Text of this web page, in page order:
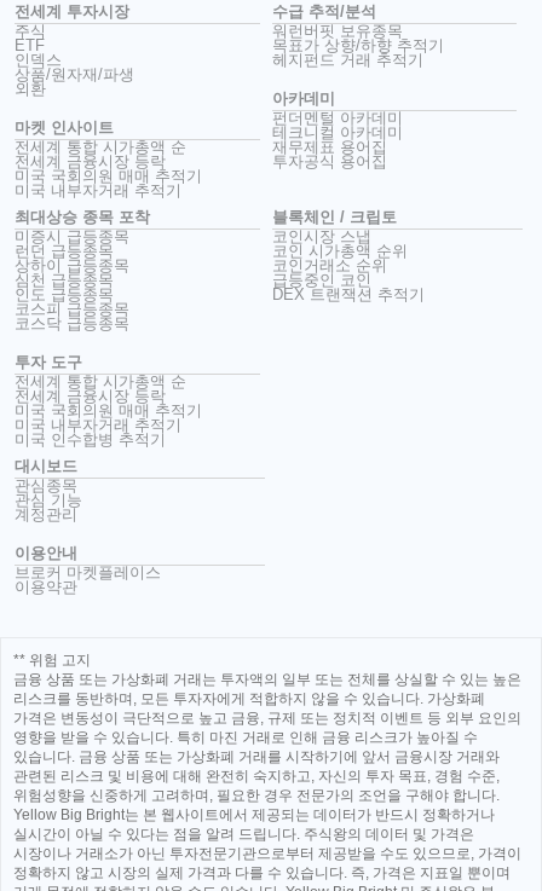
전세계 투자시장
주식
ETF
인덱스
상품/원자재/파생
외환
마켓 인사이트
전세계 통합 시가총액 순
전세계 금융시장 등락
미국 국회의원 매매 추적기
미국 내부자거래 추적기
수급 추적/분석
워런버핏 보유종목
목표가 상향/하향 추적기
헤지펀드 거래 추적기
아카데미
펀더멘털 아카데미
테크니컬 아카데미
재무제표 용어집
투자공식 용어집
최대상승 종목 포착
미증시 급등종목
런던 급등종목
상하이 급등종목
심천 급등종목
인도 급등종목
코스피 급등종목
코스닥 급등종목
투자 도구
전세계 통합 시가총액 순
전세계 금융시장 등락
미국 국회의원 매매 추적기
미국 내부자거래 추적기
미국 인수합병 추적기
블록체인 / 크립토
코인시장 스냅
코인 시가총액 순위
코인거래소 순위
급등중인 코인
DEX 트랜잭션 추적기
대시보드
관심종목
관심 기능
계정관리
이용안내
브로커 마켓플레이스
이용약관
** 위험 고지
금융 상품 또는 가상화폐 거래는 투자액의 일부 또는 전체를 상실할 수 있는 높은
리스크를 동반하며, 모든 투자자에게 적합하지 않을 수 있습니다. 가상화폐
가격은 변동성이 극단적으로 높고 금융, 규제 또는 정치적 이벤트 등 외부 요인의
영향을 받을 수 있습니다. 특히 마진 거래로 인해 금융 리스크가 높아질 수
있습니다. 금융 상품 또는 가상화폐 거래를 시작하기에 앞서 금융시장 거래와
관련된 리스크 및 비용에 대해 완전히 숙지하고, 자신의 투자 목표, 경험 수준,
위험성향을 신중하게 고려하며, 필요한 경우 전문가의 조언을 구해야 합니다.
Yellow Big Bright는 본 웹사이트에서 제공되는 데이터가 반드시 정확하거나
실시간이 아닐 수 있다는 점을 알려 드립니다. 주식왕의 데이터 및 가격은
시장이나 거래소가 아닌 투자전문기관으로부터 제공받을 수도 있으므로, 가격이
정확하지 않고 시장의 실제 가격과 다를 수 있습니다. 즉, 가격은 지표일 뿐이며